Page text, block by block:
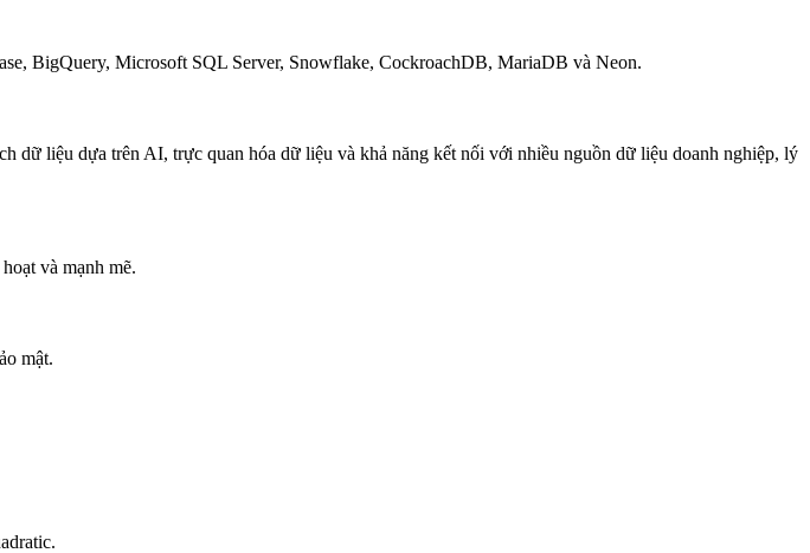
BigQuery, Microsoft SQL Server, Snowflake, CockroachDB, MariaDB và Neon.
dữ liệu dựa trên AI, trực quan hóa dữ liệu và khả năng kết nối với nhiều nguồn dữ liệu doanh nghiệp, lý
và mạnh mẽ.
mật.